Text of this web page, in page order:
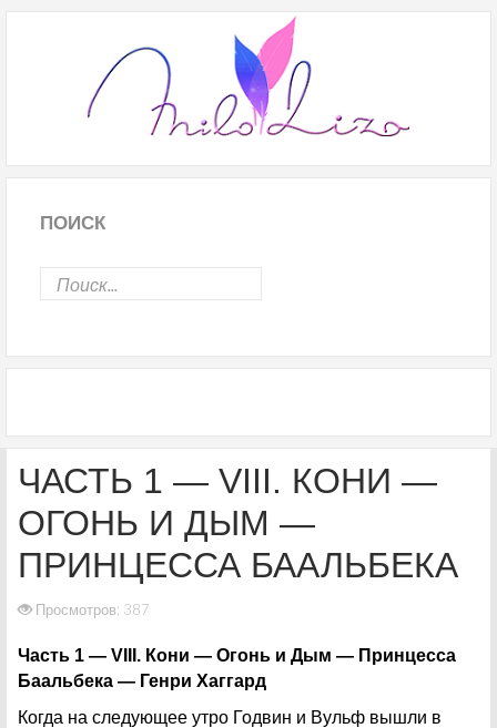
ПОИСК
ЧАСТЬ 1 — VIII. КОНИ —
ОГОНЬ И ДЫМ —
ПРИНЦЕССА БААЛЬБЕКА
Просмотров: 387
Часть 1 — VIII. Кони — Огонь и Дым — Принцесса
Баальбека — Генри Хаггард
Когда на следующее утро Годвин и Вульф вышли в